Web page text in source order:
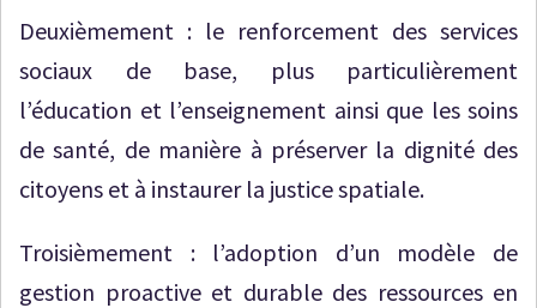
Deuxièmement : le renforcement des services
sociaux de base, plus particulièrement
l’éducation et l’enseignement ainsi que les soins
de santé, de manière à préserver la dignité des
citoyens et à instaurer la justice spatiale.
Troisièmement : l’adoption d’un modèle de
gestion proactive et durable des ressources en